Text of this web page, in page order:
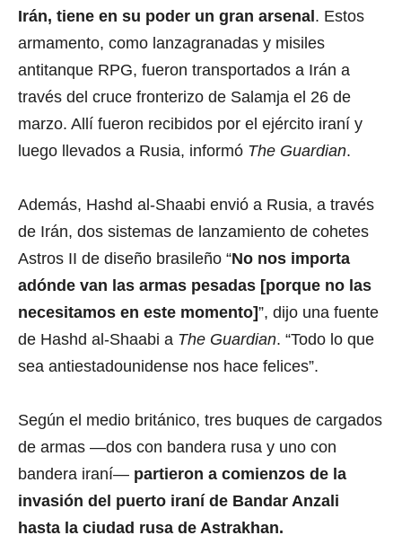
Irán, tiene en su poder un gran arsenal . Estos
armamento, como lanzagranadas y misiles
antitanque RPG, fueron transportados a Irán a
través del cruce fronterizo de Salamja el 26 de
marzo. Allí fueron recibidos por el ejército iraní y
luego llevados a Rusia, informó The Guardian.
Además, Hashd al-Shaabi envió a Rusia, a través
de Irán, dos sistemas de lanzamiento de cohetes
Astros II de diseño brasileño “No nos importa
adónde van las armas pesadas [porque no las
necesitamos en este momento]”, dijo una fuente
de Hashd al-Shaabi a The Guardian. “Todo lo que
sea antiestadounidense nos hace felices”.
Según el medio británico, tres buques de cargados
de armas —dos con bandera rusa y uno con
bandera iraní— partieron a comienzos de la
invasión del puerto iraní de Bandar Anzali
hasta la ciudad rusa de Astrakhan.